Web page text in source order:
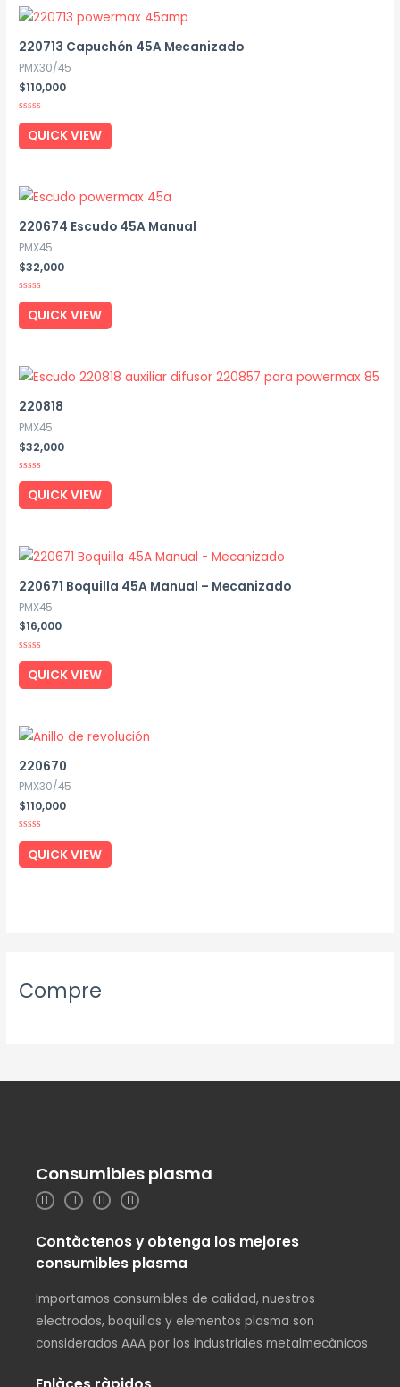
220713 Capuchón 45A Mecanizado
PMX30/45
$110,000
Rated
out
of
QUICK VIEW
220674 Escudo 45A Manual
PMX45
$32,000
Rated
out
of
QUICK VIEW
220818
PMX45
$32,000
Rated
out
of
QUICK VIEW
220671 Boquilla 45A Manual – Mecanizado
PMX45
$16,000
Rated
out
of
QUICK VIEW
220670
PMX30/45
$110,000
Rated
out
of
QUICK VIEW
Compre
Consumibles plasma
Contàctenos y obtenga los mejores
consumibles plasma
Importamos consumibles de calidad, nuestros
electrodos, boquillas y elementos plasma son
considerados AAA por los industriales metalmecànicos